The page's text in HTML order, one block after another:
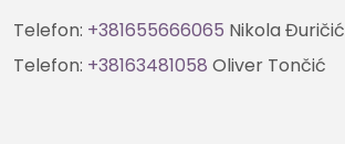
Telefon: +381655666065 Nikola Đuričić
Telefon: +38163481058 Oliver Tončić